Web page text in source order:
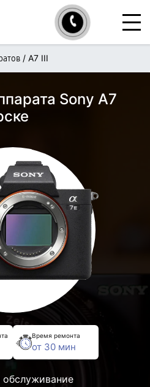
/ A7 III
Sony A7
Время ремонта
от 30 мин